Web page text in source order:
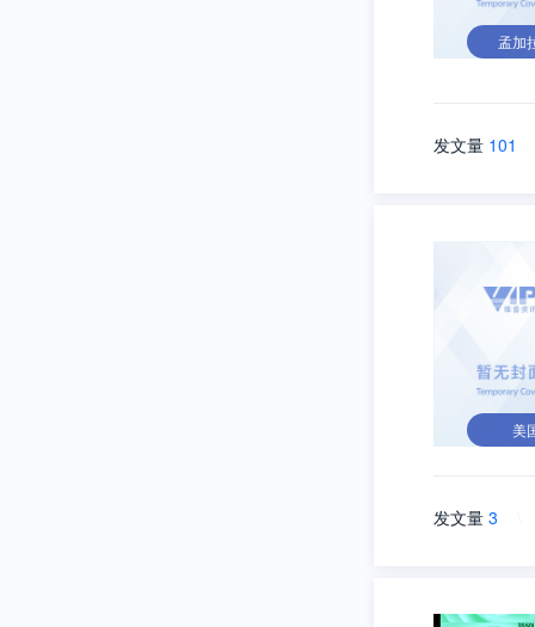
孟加
发文量 101
美
发文量 3